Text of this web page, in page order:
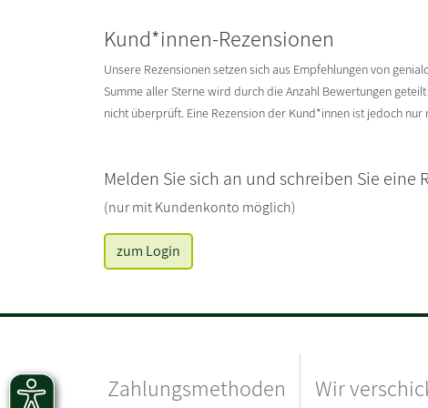
Kund*innen-Rezensionen
Unsere Rezensionen setzen sich aus Empfehlungen von
Summe aller Sterne wird durch die Anzahl Bewertungen
nicht überprüft. Eine Rezension der Kund*innen ist jedoch
Melden Sie sich an und schreiben Sie eine
(nur mit Kundenkonto möglich)
zum Login
Zahlungsmethoden Wir